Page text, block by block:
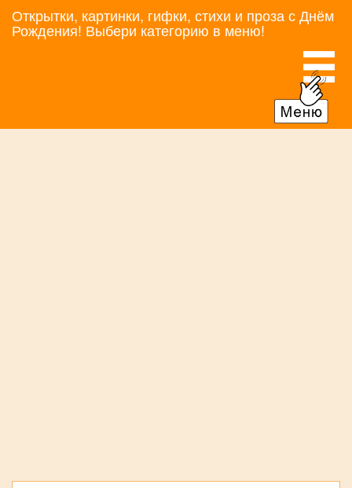
Открытки, картинки, гифки, стихи и проза с Днём
Рождения! Выбери категорию в меню!